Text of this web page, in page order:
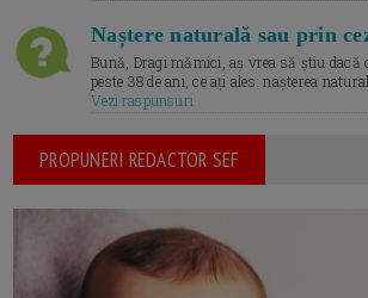
Naștere naturală sau prin
Bună, Dragi mămici, aș vrea să știu dacă
peste 38 de ani, ce ați ales: nașterea
Vezi raspunsuri
PROPUNERI REDACTOR SEF